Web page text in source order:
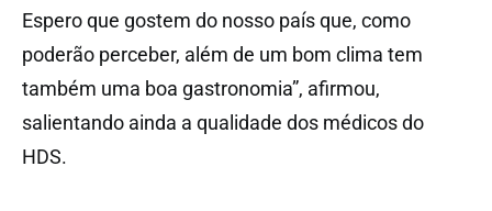
Espero que gostem do nosso país que, como
poderão perceber, além de um bom clima tem
também uma boa gastronomia”, afirmou,
salientando ainda a qualidade dos médicos do
HDS.